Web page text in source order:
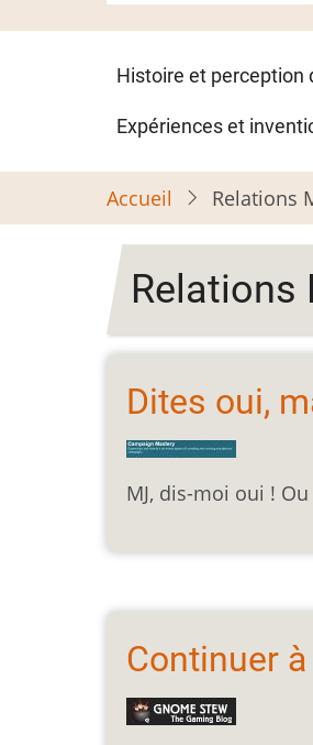
Navigation
principale
Histoire et perception
Expériences et
Accueil Relations
Relations
Dites oui,
MJ, dis-moi oui !
Continuer